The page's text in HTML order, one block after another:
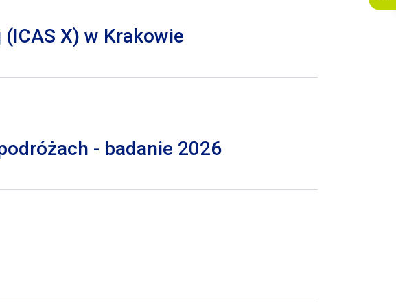
X) w Krakowie
- badanie 2026